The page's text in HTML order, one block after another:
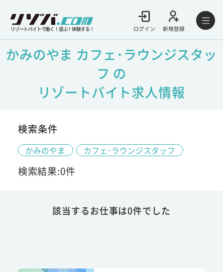
リゾートバイトで働く！遊ぶ！体験する！ ログイン 新規登録
かみのやま カフェ･ラウンジスタッ
フ の
リゾートバイト求人情報
検索条件
かみのやま カフェ･ラウンジスタッフ
検索結果:0件
該当するお仕事は0件でした